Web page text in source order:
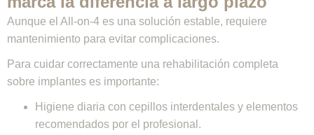
Aunque el All-on-4 es una solución estable, requiere
mantenimiento para evitar complicaciones.
Para cuidar correctamente una rehabilitación completa
sobre implantes es importante:
Higiene diaria con cepillos interdentales y elementos
recomendados por el profesional.